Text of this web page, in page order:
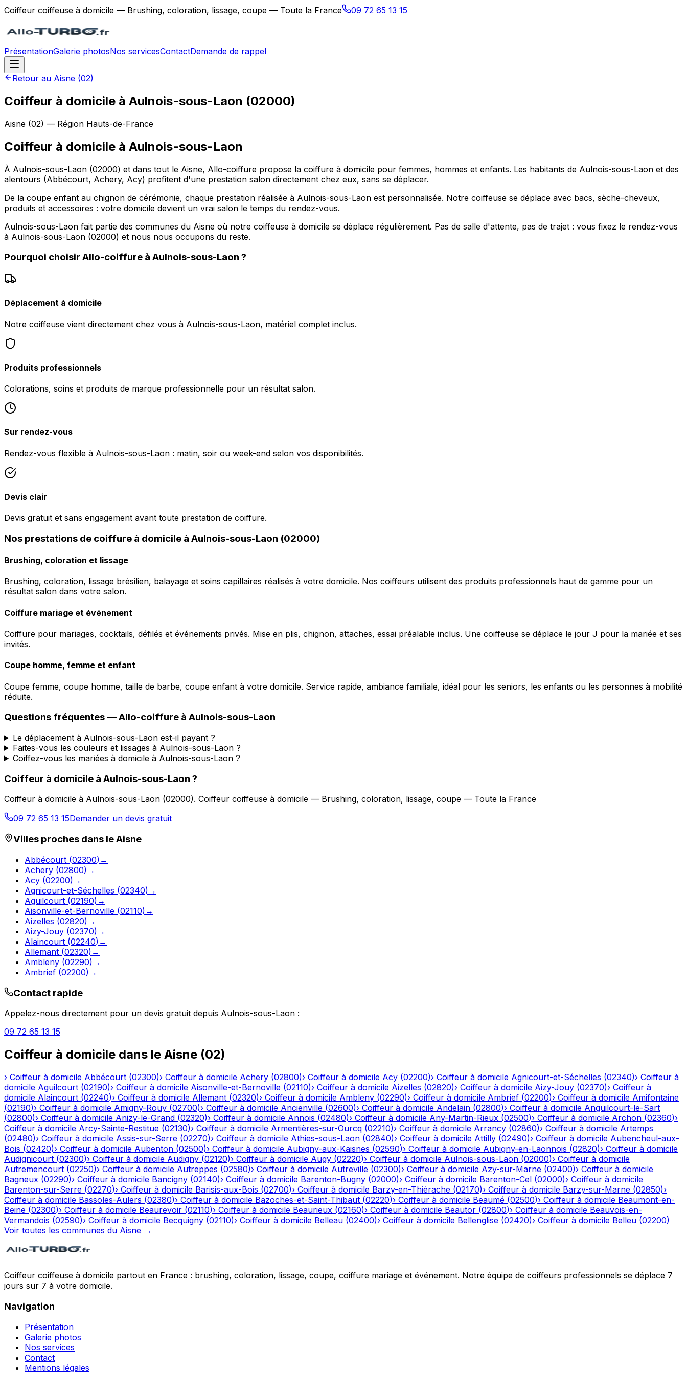
Coiffeur coiffeuse à domicile — Brushing, coloration, lissage, coupe — Toute la France 09 72 65 13 15
PrésentationGalerie photosNos servicesContactDemande de rappel
Retour au Aisne (02)
Coiffeur à domicile à Aulnois-sous-Laon (02000)
Aisne (02) — Région Hauts-de-France
Coiffeur à domicile à Aulnois-sous-Laon
À Aulnois-sous-Laon (02000) et dans tout le Aisne, Allo-coiffure propose la coiffure à domicile pour femmes, hommes et enfants. Les habitants de Aulnois-sous-Laon et des
alentours (Abbécourt, Achery, Acy) profitent d'une prestation salon directement chez eux, sans se déplacer.
De la coupe enfant au chignon de cérémonie, chaque prestation réalisée à Aulnois-sous-Laon est personnalisée. Notre coiffeuse se déplace avec bacs, sèche-cheveux,
produits et accessoires : votre domicile devient un vrai salon le temps du rendez-vous.
Aulnois-sous-Laon fait partie des communes du Aisne où notre coiffeuse à domicile se déplace régulièrement. Pas de salle d'attente, pas de trajet : vous fixez le rendez-vous
à Aulnois-sous-Laon (02000) et nous nous occupons du reste.
Pourquoi choisir Allo-coiffure à Aulnois-sous-Laon ?
Déplacement à domicile
Notre coiffeuse vient directement chez vous à Aulnois-sous-Laon, matériel complet inclus.
Produits professionnels
Colorations, soins et produits de marque professionnelle pour un résultat salon.
Sur rendez-vous
Rendez-vous flexible à Aulnois-sous-Laon : matin, soir ou week-end selon vos disponibilités.
Devis clair
Devis gratuit et sans engagement avant toute prestation de coiffure.
Nos prestations de coiffure à domicile à Aulnois-sous-Laon (02000)
Brushing, coloration et lissage
Brushing, coloration, lissage brésilien, balayage et soins capillaires réalisés à votre domicile. Nos coiffeurs utilisent des produits professionnels haut de gamme pour un
résultat salon dans votre salon.
Coiffure mariage et événement
Coiffure pour mariages, cocktails, défilés et événements privés. Mise en plis, chignon, attaches, essai préalable inclus. Une coiffeuse se déplace le jour J pour la mariée et ses
invités.
Coupe homme, femme et enfant
Coupe femme, coupe homme, taille de barbe, coupe enfant à votre domicile. Service rapide, ambiance familiale, idéal pour les seniors, les enfants ou les personnes à mobilité
réduite.
Questions fréquentes —Allo-coiffure à Aulnois-sous-Laon
Le déplacement à Aulnois-sous-Laon est-il payant ?
Faites-vous les couleurs et lissages à Aulnois-sous-Laon ?
Coiffez-vous les mariées à domicile à Aulnois-sous-Laon ?
Coiffeur à domicile à Aulnois-sous-Laon ?
Coiffeur à domicile à Aulnois-sous-Laon (02000). Coiffeur coiffeuse à domicile — Brushing, coloration, lissage, coupe — Toute la France
09 72 65 13 15Demander un devis gratuit
Villes proches dans leAisne
Abbécourt (02300) →
Achery (02800) →
Acy (02200) →
Agnicourt-et-Séchelles (02340) →
Aguilcourt (02190) →
Aisonville-et-Bernoville (02110) →
Aizelles (02820) →
Aizy-Jouy (02370) →
Alaincourt (02240) →
Allemant (02320) →
Ambleny (02290) →
Ambrief (02200) →
Contact rapide
Appelez-nous directement pour un devis gratuit depuis Aulnois-sous-Laon :
09 72 65 13 15
Coiffeur à domicile dans le Aisne (02)
› Coiffeur à domicile Abbécourt (02300)› Coiffeur à domicile Achery (02800)› Coiffeur à domicile Acy (02200)› Coiffeur à domicile Agnicourt-et-Séchelles (02340)› Coiffeur à
domicile Aguilcourt (02190)› Coiffeur à domicile Aisonville-et-Bernoville (02110)› Coiffeur à domicile Aizelles (02820)› Coiffeur à domicile Aizy-Jouy (02370)› Coiffeur à
domicile Alaincourt (02240)› Coiffeur à domicile Allemant (02320)› Coiffeur à domicile Ambleny (02290)› Coiffeur à domicile Ambrief (02200)› Coiffeur à domicile Amifontaine
(02190)› Coiffeur à domicile Amigny-Rouy (02700)› Coiffeur à domicile Ancienville (02600)› Coiffeur à domicile Andelain (02800)› Coiffeur à domicile Anguilcourt-le-Sart
(02800)› Coiffeur à domicile Anizy-le-Grand (02320)› Coiffeur à domicile Annois (02480)› Coiffeur à domicile Any-Martin-Rieux (02500)› Coiffeur à domicile Archon (02360)›
Coiffeur à domicile Arcy-Sainte-Restitue (02130)› Coiffeur à domicile Armentières-sur-Ourcq (02210)› Coiffeur à domicile Arrancy (02860)› Coiffeur à domicile Artemps
(02480)› Coiffeur à domicile Assis-sur-Serre (02270)› Coiffeur à domicile Athies-sous-Laon (02840)› Coiffeur à domicile Attilly (02490)› Coiffeur à domicile Aubencheul-aux-
Bois (02420)› Coiffeur à domicile Aubenton (02500)› Coiffeur à domicile Aubigny-aux-Kaisnes (02590)› Coiffeur à domicile Aubigny-en-Laonnois (02820)› Coiffeur à domicile
Audignicourt (02300)› Coiffeur à domicile Audigny (02120)› Coiffeur à domicile Augy (02220)› Coiffeur à domicile Aulnois-sous-Laon (02000)› Coiffeur à domicile
Autremencourt (02250)› Coiffeur à domicile Autreppes (02580)› Coiffeur à domicile Autreville (02300)› Coiffeur à domicile Azy-sur-Marne (02400)› Coiffeur à domicile
Bagneux (02290)› Coiffeur à domicile Bancigny (02140)› Coiffeur à domicile Barenton-Bugny (02000)› Coiffeur à domicile Barenton-Cel (02000)› Coiffeur à domicile
Barenton-sur-Serre (02270)› Coiffeur à domicile Barisis-aux-Bois (02700)› Coiffeur à domicile Barzy-en-Thiérache (02170)› Coiffeur à domicile Barzy-sur-Marne (02850)›
Coiffeur à domicile Bassoles-Aulers (02380)› Coiffeur à domicile Bazoches-et-Saint-Thibaut (02220)› Coiffeur à domicile Beaumé (02500)› Coiffeur à domicile Beaumont-en-
Beine (02300)› Coiffeur à domicile Beaurevoir (02110)› Coiffeur à domicile Beaurieux (02160)› Coiffeur à domicile Beautor (02800)› Coiffeur à domicile Beauvois-en-
Vermandois (02590)› Coiffeur à domicile Becquigny (02110)› Coiffeur à domicile Belleau (02400)› Coiffeur à domicile Bellenglise (02420)› Coiffeur à domicile Belleu (02200)
Voir toutes les communes du Aisne →
Coiffeur coiffeuse à domicile partout en France : brushing, coloration, lissage, coupe, coiffure mariage et événement. Notre équipe de coiffeurs professionnels se déplace 7
jours sur 7 à votre domicile.
Navigation
Présentation
Galerie photos
Nos services
Contact
Mentions légales